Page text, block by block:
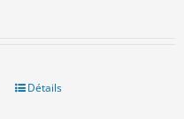
Détails